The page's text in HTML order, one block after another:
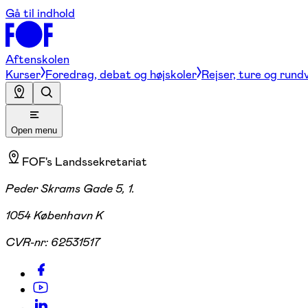
Gå til indhold
Aftenskolen
Kurser Foredrag, debat og højskoler Rejser, ture og
Open menu
FOF's Landssekretariat
Peder Skrams Gade 5, 1.
1054 København K
CVR-nr: 62531517